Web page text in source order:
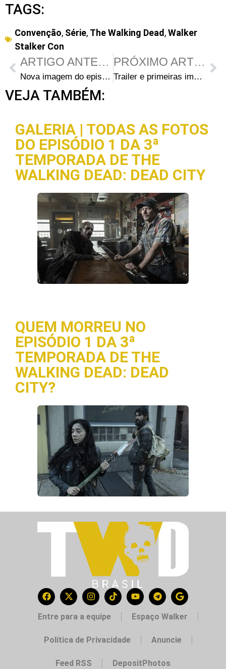
TAGS:
Convenção, Série, The Walking Dead,Walker
Stalker Con
ARTIGO ANTERIOR
Nova imagem do episódio S04E04 “Indifference”: Daryl em busca de uma cura
PRÓXIMO ARTIGO
Trailer e primeiras imagens da 2ª Temporada do jogo The Walking Dead da Telltale Games
VEJA TAMBÉM:
GALERIA | TODAS AS FOTOS
DO EPISÓDIO 1 DA 3ª
TEMPORADA DE THE
WALKING DEAD: DEAD CITY
QUEM MORREU NO
EPISÓDIO 1 DA 3ª
TEMPORADA DE THE
WALKING DEAD: DEAD
CITY?
Entre para a equipe Espaço Walker
Política de Privacidade Anuncie
Feed RSS DepositPhotos